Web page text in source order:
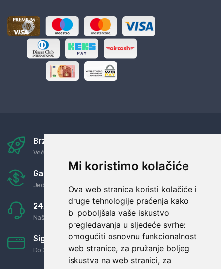
Mi koristimo kolačiće
Ova web stranica koristi kolačiće i
druge tehnologije praćenja kako
bi poboljšala vaše iskustvo
pregledavanja u sljedeće svrhe:
omogućiti osnovnu funkcionalnost
web stranice, za pružanje boljeg
iskustva na web stranici, za
Brza i sigurna dostava
Već za nekoliko dana kod vas
Garancija u povrat novaca
Jednostavno pravilo: Roba za novac
24/7 odlična podrška
Naši agenti uvijek na raspolaganju
Sigurno obročno plaćanje
Do 24 rata bez kamata